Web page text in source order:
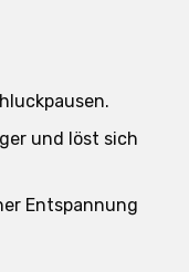
und löst sich
Entspannung